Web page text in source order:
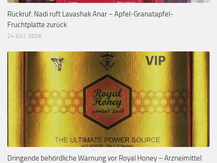
Rückruf: Nadi ruft Lavashak Anar – Apfel-Granatapfel-
Fruchtplatte zurück
24 JULI, 2026
Dringende behördliche Warnung vor Royal Honey – Arzneimittel